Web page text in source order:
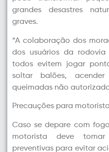
grandes desastres
graves.
“A colaboração dos
dos usuários da rodovia
todos evitem jogar
soltar balões,
queimadas não
Precauções para
Caso se depare com
motorista deve
preventivas para evitar